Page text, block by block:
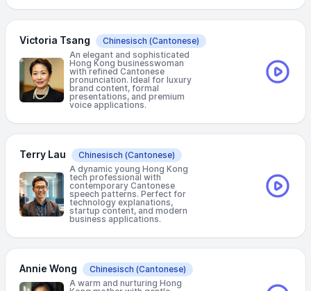
Victoria Tsang Chinesisch (Cantonese)
An elegant and sophisticated
Hong Kong businesswoman
with refined Cantonese
pronunciation. Ideal for luxury
brand content, formal
presentations, and premium
voice applications.
Terry Lau Chinesisch (Cantonese)
A dynamic young Hong Kong
tech professional with
contemporary Cantonese
speech patterns. Perfect for
technology explanations,
startup content, and modern
business applications.
Annie Wong Chinesisch (Cantonese)
A warm and nurturing Hong